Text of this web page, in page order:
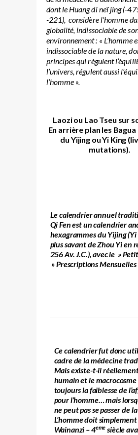
dont le Huang di neï jing (-
-221), considère l’homme
globalité, indissociable de
environnement : « L’homme
indissociable de la nature,
principes qui règulent
l’univers, régulent aussi
l’homme ».
Laozi ou Lao Tseu sur
En arrière plan les Bagua
du Yijing ou Yi King
mutations).
Le calendrier annuel
Qi Fenest un calendrier
hexagrammes du Yijing
plus savant de Zhou Yi en
256 Av. J.C.), avec le »
» Prescriptions Mensuelles
Ce calendrier fut donc
cadre de la médecine
Mais existe-t-il
humain et le
toujours la faiblesse de
pour l’homme… mais
ne peut pas se passer de
L’homme doit
Wainanzi – 4eme siècle